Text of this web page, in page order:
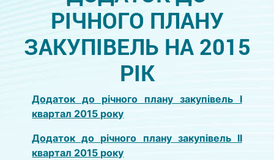
РІЧНОГО ПЛАНУ
ЗАКУПІВЕЛЬ НА 2015
РІК
Додаток до річного плану закупівель І
квартал 2015 року
Додаток до річного плану закупівель ІІ
квартал 2015 року